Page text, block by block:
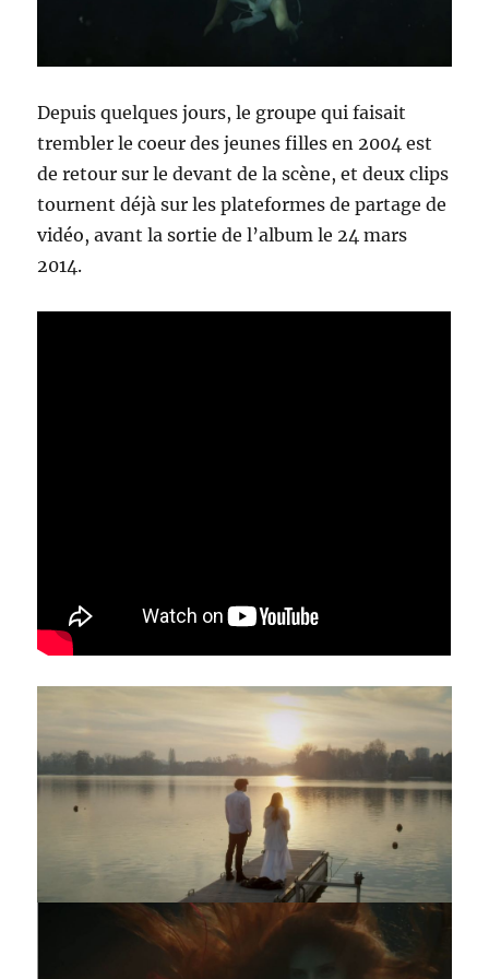
Depuis quelques jours, le groupe qui faisait
trembler le coeur des jeunes filles en 2004 est
de retour sur le devant de la scène, et deux clips
tournent déjà sur les plateformes de partage de
vidéo, avant la sortie de l’album le 24 mars
2014.